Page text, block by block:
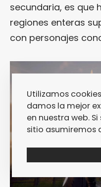
secundaria, es que
regiones enteras
con personajes
Utilizamos
damos la mejor
en nuestra web.
sitio asumiremos